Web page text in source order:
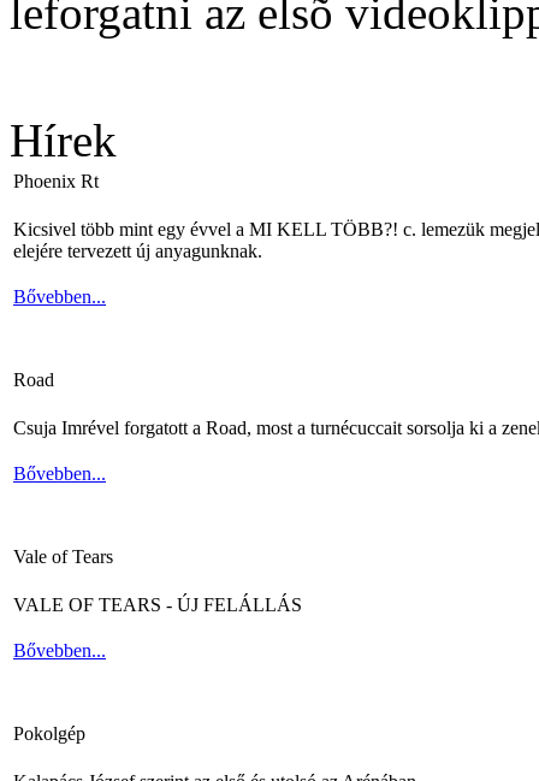
leforgatni az elsõ
Hírek
Phoenix Rt
Kicsivel több mint egy évvel a MI KELL TÖBB?! c. lemezük
elejére tervezett új anyagunknak.
Bővebben...
Road
Csuja Imrével forgatott a Road, most a turnécuccait sorsolja ki a
Bővebben...
Vale of Tears
VALE OF TEARS - ÚJ FELÁLLÁS
Bővebben...
Pokolgép